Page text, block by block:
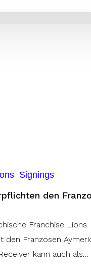
Signings
den
Franchise Lions
den Franzosen
kann auch als…